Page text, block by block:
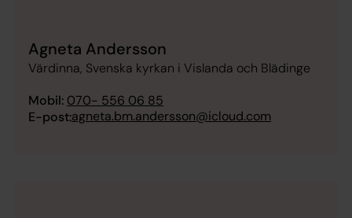
Agneta Andersson
Värdinna, Svenska kyrkan i Vislanda och Blädinge
Mobil: 070- 556 06 85
E-post:agneta.bm.andersson@icloud.com